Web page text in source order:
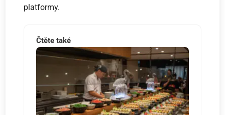
platformy.
Čtěte také